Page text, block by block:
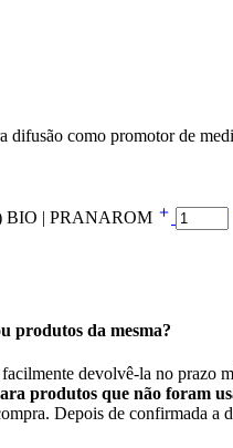
difusão como promotor de
BIO | PRANAROM
produtos da mesma?
devolvê-la no prazo
produtos que não foram
Depois de confirmada a